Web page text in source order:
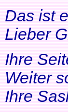
Das ist
Lieber
Ihre
Weiter
Ihre